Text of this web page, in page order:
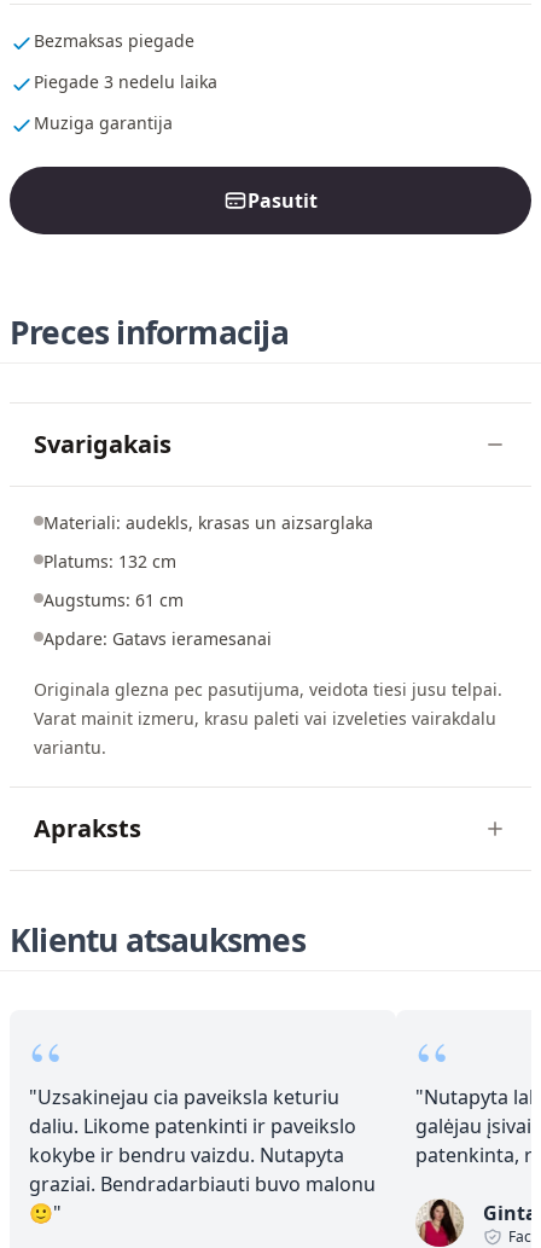
Bezmaksas piegade
Piegade 3 nedelu laika
Muziga garantija
Pasutit
Preces informacija
Svarigakais
Materiali: audekls, krasas un aizsarglaka
Platums: 132 cm
Augstums: 61 cm
Apdare: Gatavs ieramesanai
Originala glezna pec pasutijuma, veidota tiesi jusu telpai.
Varat mainit izmeru, krasu paleti vai izveleties vairakdalu
variantu.
Apraksts
Klientu atsauksmes
“
"Uzsakinejau cia paveiksla keturiu
daliu. Likome patenkinti ir paveikslo
kokybe ir bendru vaizdu. Nutapyta
graziai. Bendradarbiauti buvo malonu
🙂"
“
"Nutapyta
galėjau
patenkinta,